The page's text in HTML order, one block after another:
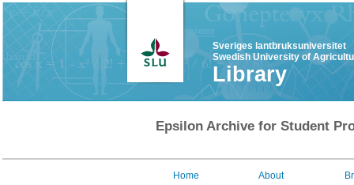
Sveriges lantbruksuniversitet
Swedish University of
Library
Epsilon Archive for Student
Home About